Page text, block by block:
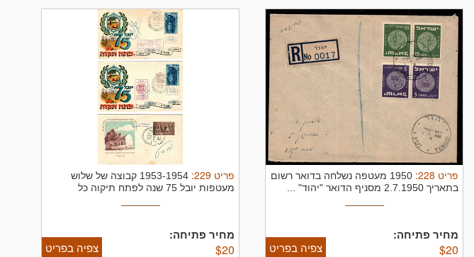
פריט 228
:
1950 מעטפה נשלחה בדואר רשום
בתאריך 2.7.1950 מסניף הדואר "יהוד" ...
מחיר פתיחה:
$20 צפיה בפריט
פריט 229
:
1953-1954 קבוצה של שלוש
מעטפות יובל 75 שנה לפתח תיקוה כל
מחיר פתיחה:
$20 צפיה בפריט